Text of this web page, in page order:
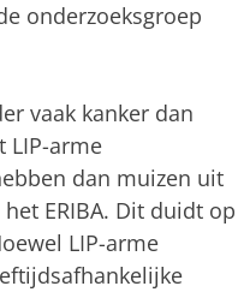
onderzoeksgroep
vaak kanker dan
LIP-arme
dan muizen uit
ERIBA. Dit duidt op
LIP-arme